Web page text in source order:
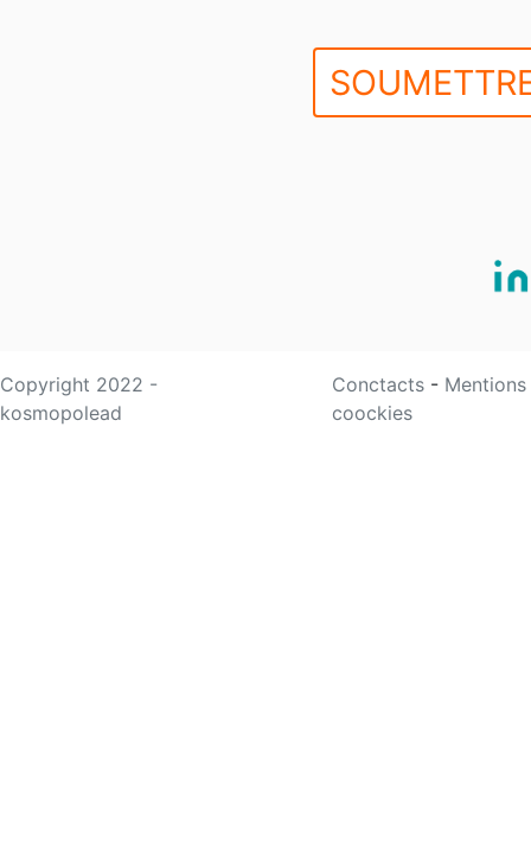
Copyright 2022 -
kosmopolead
Conctacts -
coockies